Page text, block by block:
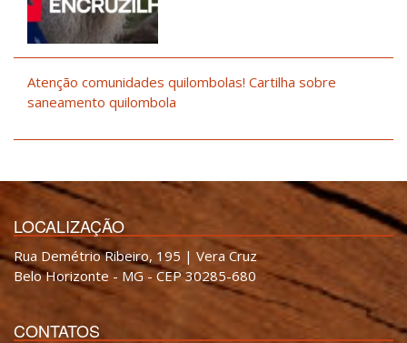
Atenção comunidades quilombolas! Cartilha sobre
saneamento quilombola
LOCALIZAÇÃO
Rua Demétrio Ribeiro, 195 | Vera Cruz
Belo Horizonte - MG - CEP 30285-680
CONTATOS